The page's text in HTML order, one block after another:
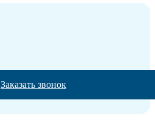
Заказать звонок